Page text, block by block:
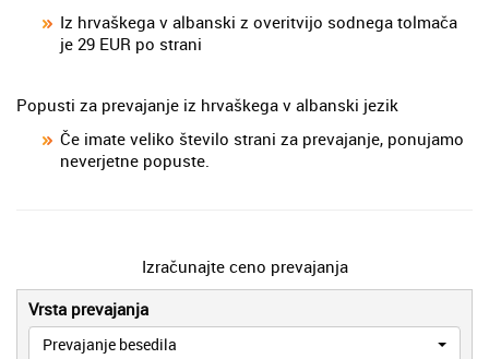
Iz hrvaškega v albanski z overitvijo sodnega tolmača
je 29 EUR po strani
Popusti za prevajanje iz hrvaškega v albanski jezik
Če imate veliko število strani za prevajanje, ponujamo
neverjetne popuste.
Izračunajte ceno prevajanja
Vrsta prevajanja
Prevajanje besedila